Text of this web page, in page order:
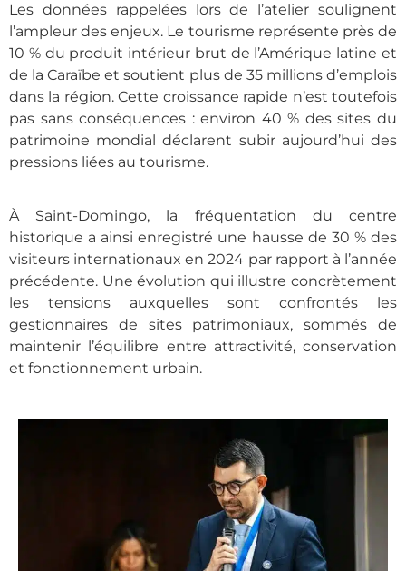
Les données rappelées lors de l’atelier soulignent
l’ampleur des enjeux. Le tourisme représente près de
10 % du produit intérieur brut de l’Amérique latine et
de la Caraïbe et soutient plus de 35 millions d’emplois
dans la région. Cette croissance rapide n’est toutefois
pas sans conséquences : environ 40 % des sites du
patrimoine mondial déclarent subir aujourd’hui des
pressions liées au tourisme.
À Saint-Domingo, la fréquentation du centre
historique a ainsi enregistré une hausse de 30 % des
visiteurs internationaux en 2024 par rapport à l’année
précédente. Une évolution qui illustre concrètement
les tensions auxquelles sont confrontés les
gestionnaires de sites patrimoniaux, sommés de
maintenir l’équilibre entre attractivité, conservation
et fonctionnement urbain.